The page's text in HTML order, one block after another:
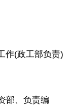
作(政工部负责)
部、负责编